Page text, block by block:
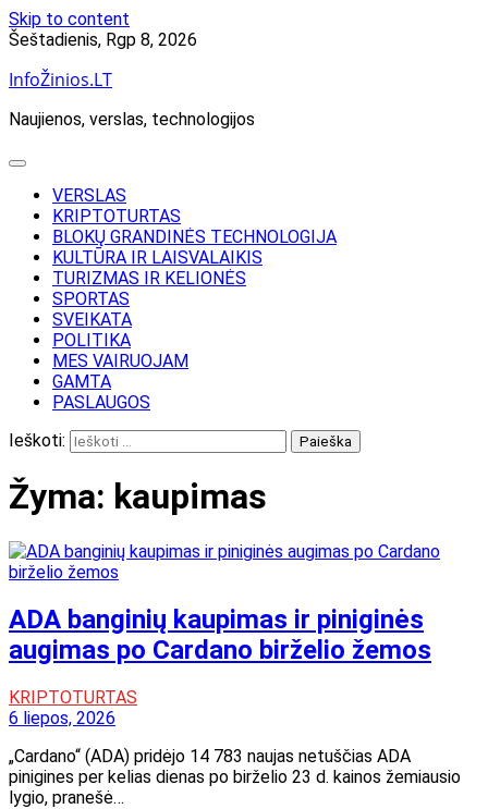
Skip to content
Šeštadienis, Rgp 8, 2026
InfoŽinios.LT
Naujienos, verslas, technologijos
VERSLAS
KRIPTOTURTAS
BLOKŲ GRANDINĖS TECHNOLOGIJA
KULTŪRA IR LAISVALAIKIS
TURIZMAS IR KELIONĖS
SPORTAS
SVEIKATA
POLITIKA
MES VAIRUOJAM
GAMTA
PASLAUGOS
Ieškoti:
Žyma: kaupimas
ADA banginių kaupimas ir piniginės
augimas po Cardano birželio žemos
KRIPTOTURTAS
6 liepos, 2026
„Cardano“ (ADA) pridėjo 14 783 naujas netuščias ADA
pinigines per kelias dienas po birželio 23 d. kainos žemiausio
lygio, pranešė…